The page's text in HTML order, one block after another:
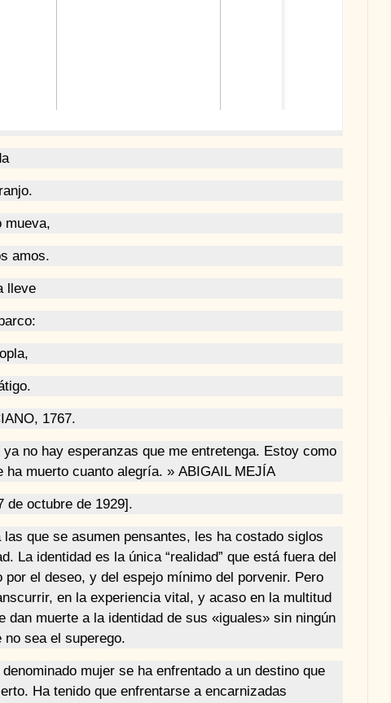
mueva,
amos.
lleve
1767.
no hay esperanzas que me entretenga. Estoy como
ha muerto cuanto alegría. » ABIGAIL MEJÍA
de octubre de 1929].
que se asumen pensantes, les ha costado siglos
La identidad es la única “realidad” que está fuera del
por el deseo, y del espejo mínimo del porvenir. Pero
en la experiencia vital, y acaso en la multitud
dan muerte a la identidad de sus «iguales» sin ningún
no sea el superego.
mujer se ha enfrentado a un destino que
Ha tenido que enfrentarse a encarnizadas